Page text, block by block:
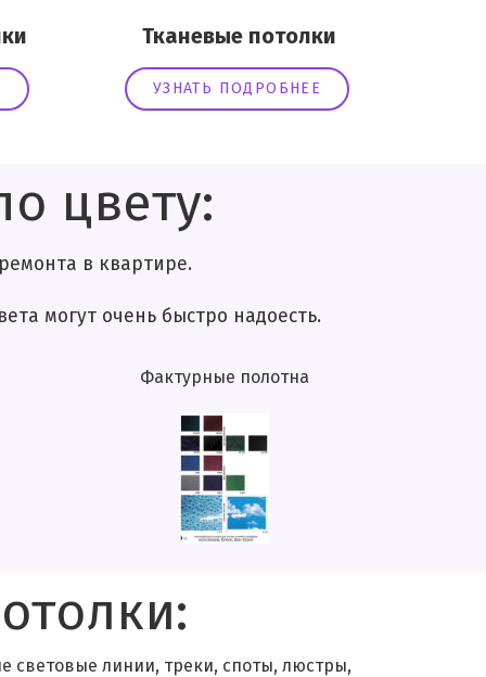
Тканевые потолки
УЗНАТЬ ПОДРОБНЕЕ
цвету:
в квартире.
очень быстро надоесть.
Фактурные полотна
световые линии, треки, споты, люстры,